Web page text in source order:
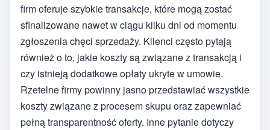
firm oferuje szybkie transakcje, które mogą zostać
sfinalizowane nawet w ciągu kilku dni od momentu
zgłoszenia chęci sprzedaży. Klienci często pytają
również o to, jakie koszty są związane z transakcją i
czy istnieją dodatkowe opłaty ukryte w umowie.
Rzetelne firmy powinny jasno przedstawiać wszystkie
koszty związane z procesem skupu oraz zapewniać
pełną transparentność oferty. Inne pytanie dotyczy